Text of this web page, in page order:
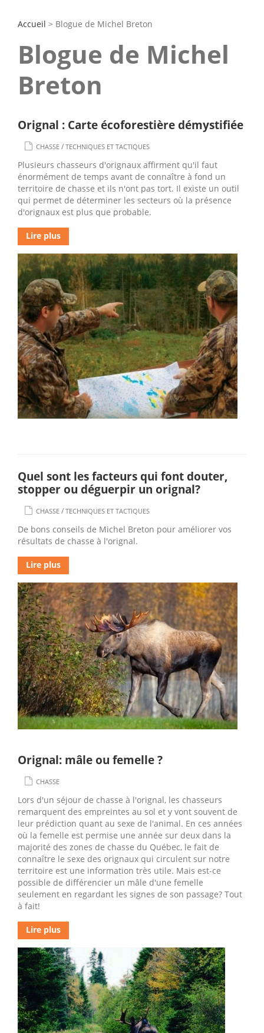
Accueil > Blogue de Michel Breton
Blogue de Michel
Breton
Orignal : Carte écoforestière démystifiée
CHASSE / TECHNIQUES ET TACTIQUES
Plusieurs chasseurs d'orignaux affirment qu'il faut
énormément de temps avant de connaître à fond un
territoire de chasse et ils n'ont pas tort. Il existe un outil
qui permet de déterminer les secteurs où la présence
d'orignaux est plus que probable.
Lire plus
Quel sont les facteurs qui font douter,
stopper ou déguerpir un orignal?
CHASSE / TECHNIQUES ET TACTIQUES
De bons conseils de Michel Breton pour améliorer vos
résultats de chasse à l'orignal.
Lire plus
Orignal: mâle ou femelle ?
CHASSE
Lors d'un séjour de chasse à l'orignal, les chasseurs
remarquent des empreintes au sol et y vont souvent de
leur prédiction quant au sexe de l'animal. En ces années
où la femelle est permise une année sur deux dans la
majorité des zones de chasse du Québec, le fait de
connaître le sexe des orignaux qui circulent sur notre
territoire est une information très utile. Mais est-ce
possible de différencier un mâle d'une femelle
seulement en regardant les signes de son passage? Tout
à fait!
Lire plus